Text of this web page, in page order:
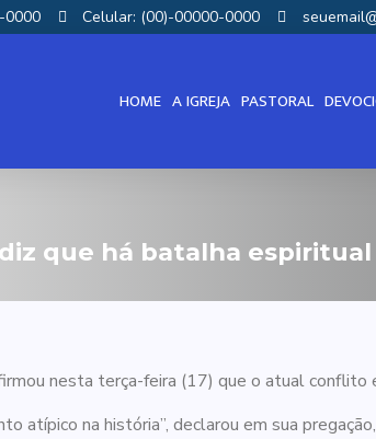
0000 Celular: (00)-00000-0000
HOME A IGREJA PASTORAL
que há batalha
nesta terça-feira (17) que o atual conflito
atípico na história”, declarou em sua